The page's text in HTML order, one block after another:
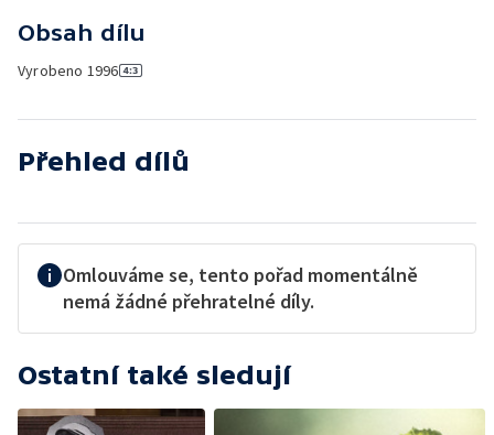
Obsah dílu
Vyrobeno 1996
Přehled dílů
Omlouváme se, tento pořad momentálně
nemá žádné přehratelné díly.
Ostatní také sledují